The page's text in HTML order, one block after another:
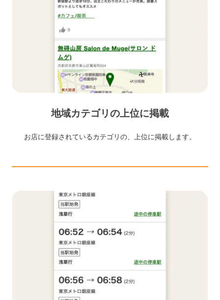
地域カテゴリの上位に掲載
お店に登録されているカテゴリの、上位に掲載します。